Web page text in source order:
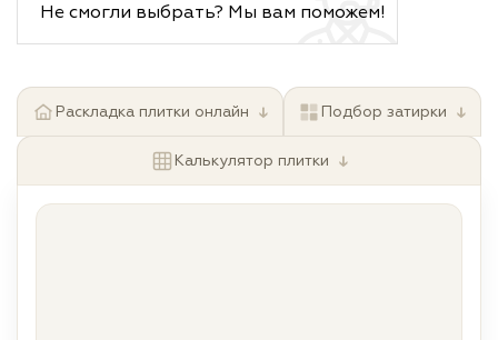
Не смогли выбрать? Мы вам поможем!
Раскладка плитки онлайн ↓ Подбор затирки ↓
Калькулятор плитки ↓